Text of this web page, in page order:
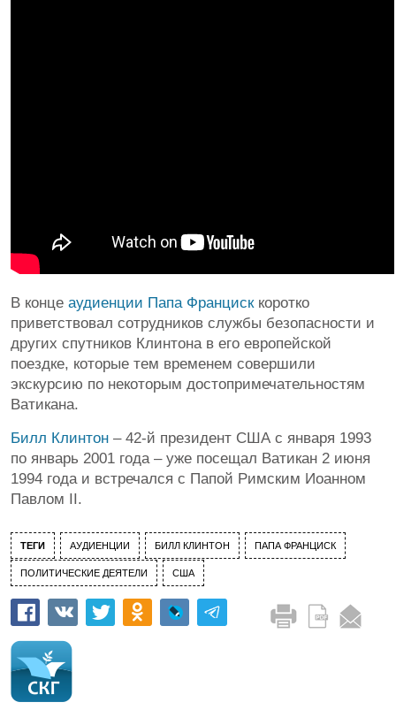
В конце аудиенции Папа Францисккоротко
приветствовал сотрудников службы безопасности и
других спутников Клинтона в его европейской
поездке, которые тем временем совершили
экскурсию по некоторым достопримечательностям
Ватикана.
Билл Клинтон – 42-й президент США с января 1993
по январь 2001 года – уже посещал Ватикан 2 июня
1994 года и встречался с Папой Римским Иоанном
Павлом II.
ТЕГИ АУДИЕНЦИИ БИЛЛ КЛИНТОН ПАПА ФРАНЦИСК
ПОЛИТИЧЕСКИЕ ДЕЯТЕЛИ США